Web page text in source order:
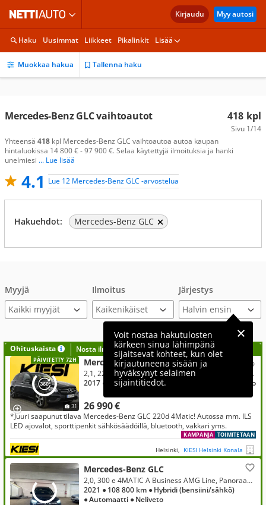
Kirjaudu Myy autosi
Haku Uusimmat Liikkeet Pikalinkit Lisää
Muokkaa hakua Tallenna haku
418 kpl
Sivu 1/14
Mercedes-Benz GLC vaihtoautot
Yhteensä 418 kpl Mercedes-Benz GLC vaihtoautoa autoa kaupan
hintaluokissa 14 800 € - 97 900 €. Selaa käytettyjä ilmoituksia ja hanki
unelmiesi ... Lue lisää
4.1 Lue 12 Mercedes-Benz GLC -arvostelua
Hakuehdot: Mercedes-Benz GLC
Myyjä
Kaikki myyjät
Ilmoitus Järjestys
Voit nostaa hakutulosten
kärkeen sinua lähimpänä
sijaitsevat kohteet, kun olet
kirjautuneena sisään ja
hyväksynyt selaimen
sijaintitiedot.
Ohituskaista Nosta ilmoituksesi tähän?
PÄIVITETTY 72H
31
Mercedes-Benz GLC
26 990 €
2,1, 220d 4Matic A Premium Business / Sporttipenkit / ILS LED / Lohko & sisäp. / Vakkari / Bluetooth / Suomi-Auto
2017 ● 141 000 km● Diesel ● Neliveto
*Juuri saapunut tilava Mercedes-Benz GLC 220d 4Matic! Autossa mm. ILS
LED ajovalot, sporttipenkit sähkösäädöillä, bluetooth, vakkari yms.
TOIMITETAAN
KAMPANJA
Helsinki, KIESI Helsinki Konala
Mercedes-Benz GLC
2,0, 300 e 4MATIC A Business AMG Line, Panoraamakattoluukku, Mercedes Certified takuu voimassa 13.6.2027/139 300 km
2021 ● 108 800 km ● Hybridi (bensiini/sähkö)
● Automaatti ● Neliveto